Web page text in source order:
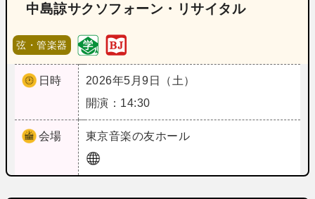
中島諒サクソフォーン・リサイタル
弦・管楽器
日時
2026年5月9日（土）
開演：14:30
会場 東京音楽の友ホール